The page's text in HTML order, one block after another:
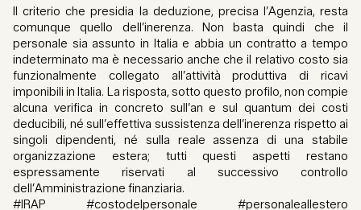
Il criterio che presidia la deduzione, precisa l’Agenzia, resta
comunque quello dell’inerenza. Non basta quindi che il
personale sia assunto in Italia e abbia un contratto a tempo
indeterminato ma è necessario anche che il relativo costo sia
funzionalmente collegato all’attività produttiva di ricavi
imponibili in Italia. La risposta, sotto questo profilo, non compie
alcuna verifica in concreto sull’an e sul quantum dei costi
deducibili, né sull’effettiva sussistenza dell’inerenza rispetto ai
singoli dipendenti, né sulla reale assenza di una stabile
organizzazione estera; tutti questi aspetti restano
espressamente riservati al successivo controllo
dell’Amministrazione finanziaria.
#IRAP #costodelpersonale #personaleallestero